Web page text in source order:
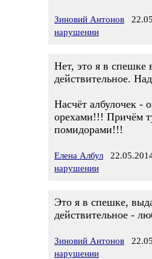
Зиновий Антонов
нарушении
Нет, это я в спешке
действительное.
Насчёт албулочек -
орехами!!! Причём
помидорами!!!
Елена Албул
нарушении
Это я в спешке,
действительное -
Зиновий Антонов
нарушении